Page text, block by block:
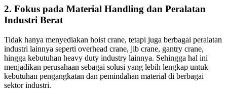
2. Fokus pada Material Handling dan Peralatan
Industri Berat
Tidak hanya menyediakan hoist crane, tetapi juga berbagai peralatan
industri lainnya seperti overhead crane, jib crane, gantry crane,
hingga kebutuhan heavy duty industry lainnya. Sehingga hal ini
menjadikan perusahaan sebagai solusi yang lebih lengkap untuk
kebutuhan pengangkatan dan pemindahan material di berbagai
sektor industri.